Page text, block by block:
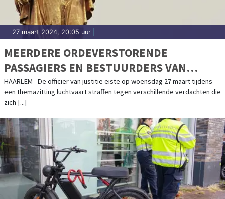
27 maart 2024, 20:05 uur
MEERDERE ORDEVERSTORENDE
PASSAGIERS EN BESTUURDERS VAN
DRONES VEROORDEELD
HAARLEM - De officier van justitie eiste op woensdag 27 maart tijdens
een themazitting luchtvaart straffen tegen verschillende verdachten die
zich [...]